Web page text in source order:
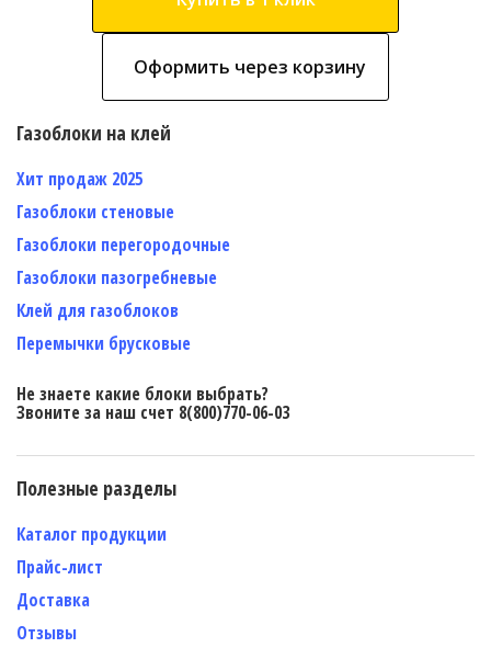
Оформить через корзину
Газоблоки на клей
Хит продаж 2025
Газоблоки стеновые
Газоблоки перегородочные
Газоблоки пазогребневые
Клей для газоблоков
Перемычки брусковые
Не знаете какие блоки выбрать?
Звоните за наш счет 8(800)770-06-03
Полезные разделы
Каталог продукции
Прайс-лист
Доставка
Отзывы